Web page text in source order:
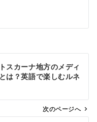
スカーナ地方のメディ
は？英語で楽しむルネ
次のページへ